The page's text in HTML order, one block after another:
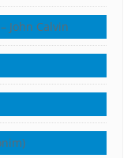
John Calvin